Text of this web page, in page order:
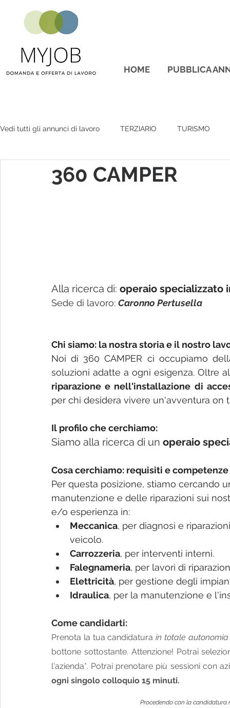
HOME PUBBLICA
Vedi tutti gli annunci di lavoro TERZIARIO TURISMO
360 CAMPER
Alla ricerca di: operaio specializzato
Sede di lavoro: Caronno Pertusella
Chi siamo: la nostra storia e il nostro
Noi di 360 CAMPER ci occupiamo
riparazione e nell'installazione di
per chi desidera vivere un'avventura on
Il profilo che cerchiamo:
Siamo alla ricerca di un operaio
Cosa cerchiamo: requisiti e
Per questa posizione, stiamo cercando
manutenzione e delle riparazioni sui
e/o esperienza in:
Meccanica, per diagnosi e
veicolo.
Carrozzeria, per interventi interni.
Falegnameria, per lavori di
Elettricità, per gestione degli
Idraulica, per la manutenzione e
Come candidarti:
Prenota la tua candidatura in totale autonomia
bottone sottostante. Attenzione! Potrai
l'azienda*. Potrai prenotare più sessioni con
ogni singolo colloquio 15 minuti.
Procedendo con la